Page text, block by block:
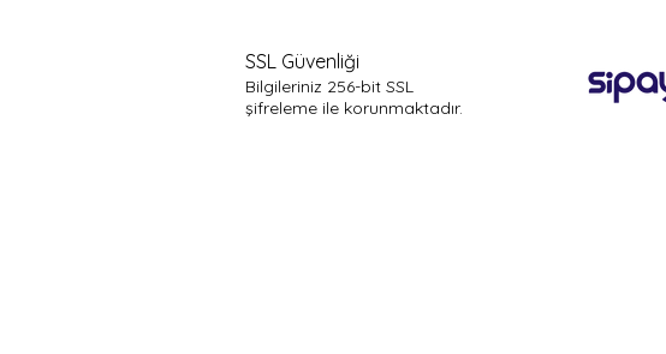
SSL Güvenliği
Bilgileriniz 256-bit SSL
şifreleme ile korunmaktadır.